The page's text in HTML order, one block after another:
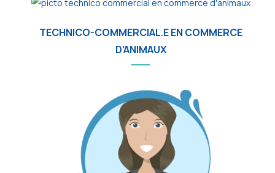
TECHNICO-COMMERCIAL.E EN COMMERCE
D'ANIMAUX